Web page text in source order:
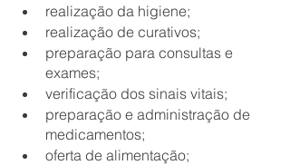
realização da higiene;
realização de curativos;
preparação para consultas e
exames;
verificação dos sinais vitais;
preparação e administração de
medicamentos;
oferta de alimentação;